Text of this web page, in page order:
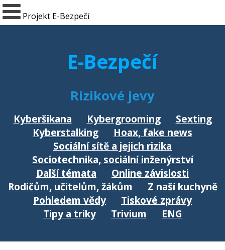
Projekt E-Bezpečí
E-Bezpečí
Rizikové jevy
Kyberšikana Kybergrooming
Sexting
Kyberstalking
Hoax, fake news
Sociální sítě a jejich rizika
Sociotechnika, sociální inženýrství
Další témata
Online závislosti
Rodičům, učitelům, žákům
Z naší kuchyně
Pohledem vědy
Tiskové zprávy
Tipy a triky
Trivium ENG